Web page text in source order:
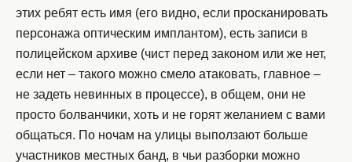
этих ребят есть имя (его видно, если просканировать
персонажа оптическим имплантом), есть записи в
полицейском архиве (чист перед законом или же нет,
если нет – такого можно смело атаковать, главное –
не задеть невинных в процессе), в общем, они не
просто болванчики, хоть и не горят желанием с вами
общаться. По ночам на улицы выползают больше
участников местных банд, в чьи разборки можно